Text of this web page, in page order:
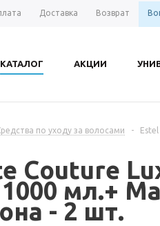
Доставка Возврат
КАТАЛОГ АКЦИИ
по уходу за волосами -
Couture
мл.+
- 2 шт.